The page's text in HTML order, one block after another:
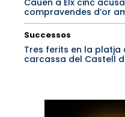
Cauen a Elx cinc
compravendes d’or
Successos
Tres ferits en la platja
carcassa del Castell